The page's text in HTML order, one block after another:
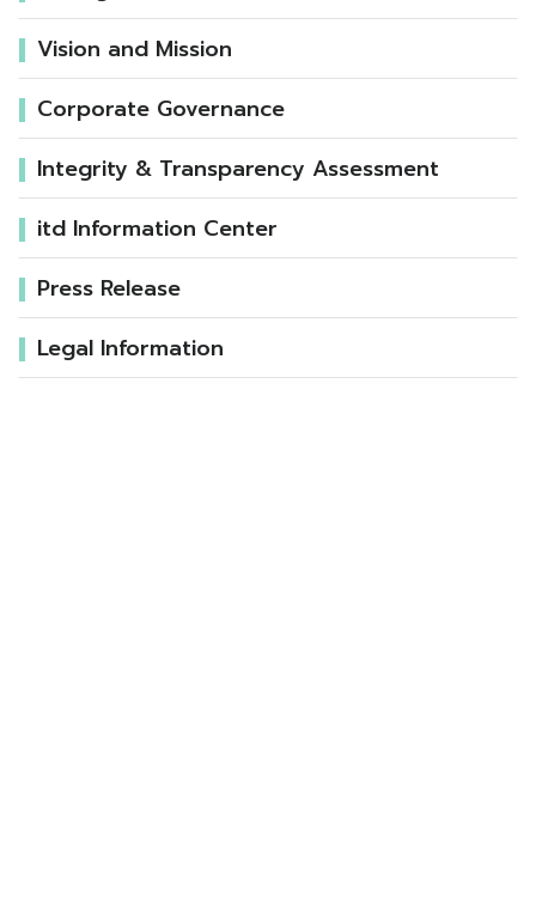
Vision and Mission
Corporate Governance
Integrity & Transparency Assessment
itd Information Center
Press Release
Legal Information